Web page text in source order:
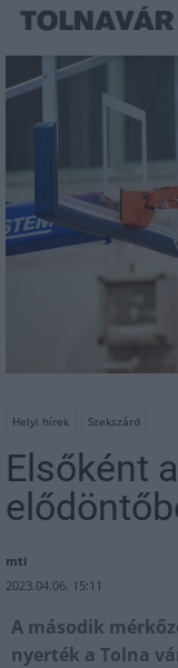
Helyi hírek Szekszárd
Elsőként
mti
2023.04.06. 15:11
A második
nyerték a Tolna